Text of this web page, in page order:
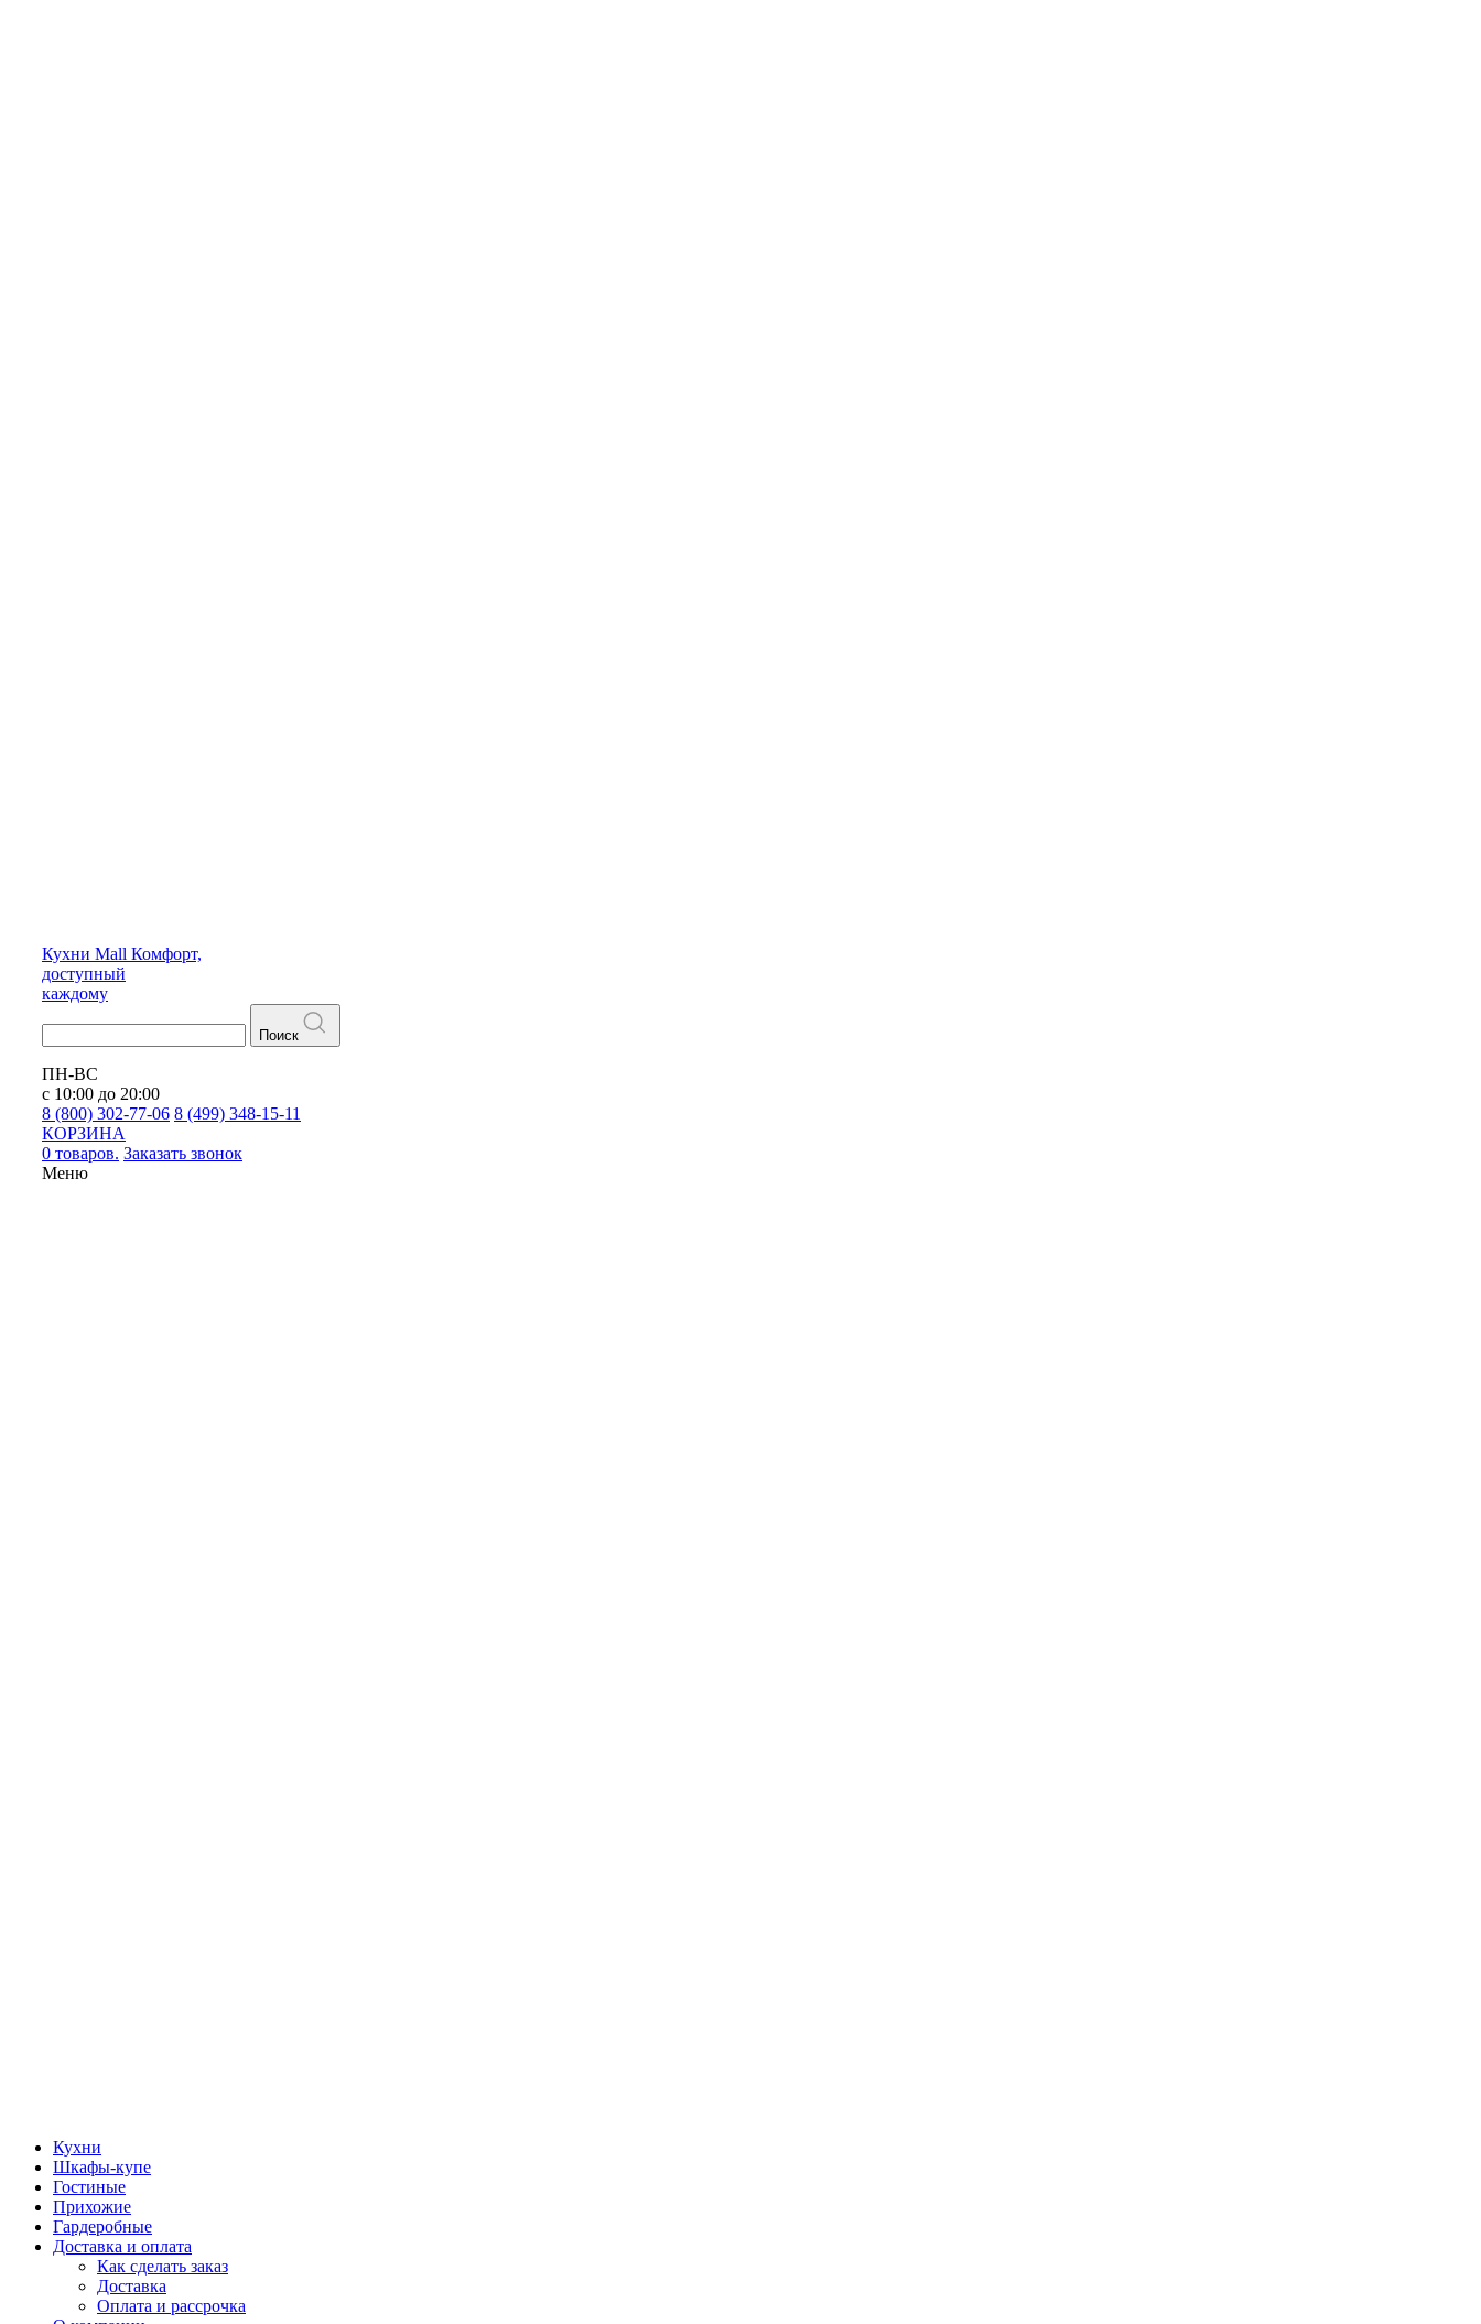
Кухни Mall Комфорт,
доступный
каждому
Поиск
ПН-ВС
с 10:00 до 20:00
8 (800) 302-77-06 8 (499) 348-15-11
КОРЗИНА
0 товаров. Заказать звонок
Меню
Кухни
Шкафы-купе
Гостиные
Прихожие
Гардеробные
Доставка и оплата
Как сделать заказ
Доставка
Оплата и рассрочка